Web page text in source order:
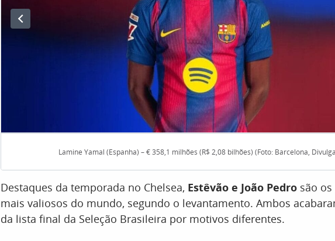
Lamine Yamal (Espanha) – € 358,1 milhões (R$ 2,08 bilhões) (Foto: Barcelona,
Destaques da temporada no Chelsea, Estêvão e João Pedro são
mais valiosos do mundo, segundo o levantamento. Ambos
da lista final da Seleção Brasileira por motivos diferentes.